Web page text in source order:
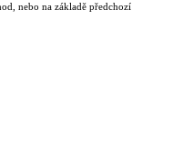
nebo na základě předchozí